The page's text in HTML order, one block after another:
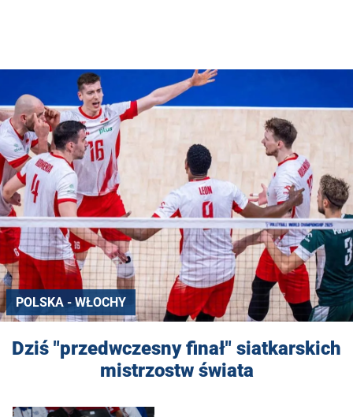
POLSKA - WŁOCHY
Dziś "przedwczesny finał" siatkarskich
mistrzostw świata